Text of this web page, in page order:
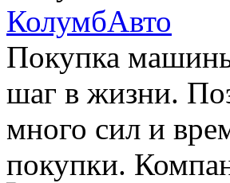
КолумбАвто
Покупка
шаг в жизни.
много сил и
покупки.